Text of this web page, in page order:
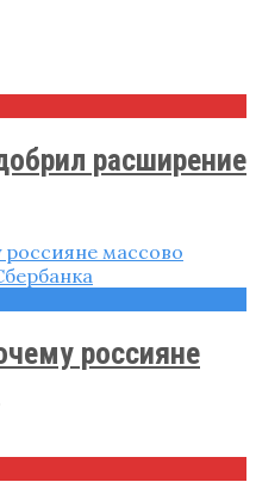
расширение
россияне